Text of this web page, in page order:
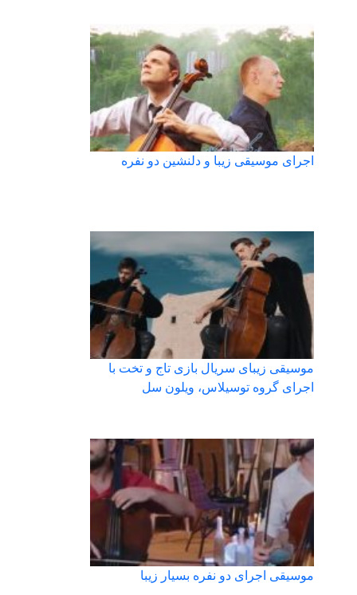
اجرای موسیقی زیبا و دلنشین دو نفره
موسیقی زیبای سریال بازی تاج و تخت با
اجرای گروه توسیلاس، ویلون سل
موسیقی اجرای دو نفره بسیار زیبا